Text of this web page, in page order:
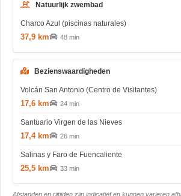
Natuurlijk zwembad
Charco Azul (piscinas naturales)
37,9 km 48 min
Bezienswaardigheden
Volcán San Antonio (Centro de Visitantes)
17,6 km 24 min
Santuario Virgen de las Nieves
17,4 km 26 min
Salinas y Faro de Fuencaliente
25,5 km 33 min
Afstanden en rijtijden zijn indicatief en kunnen varieren